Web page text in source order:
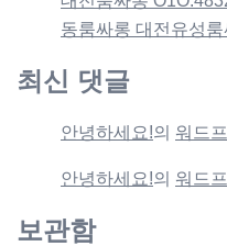
동룸싸롱 대전유성룸
최신 댓글
안녕하세요!의 워드
안녕하세요!의 워드
보관함